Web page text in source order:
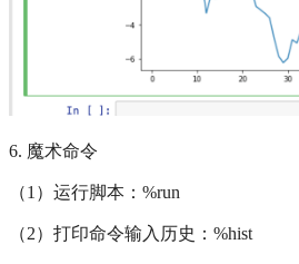
6. 魔术命令
（1）运行脚本：%run
（2）打印命令输入历史：%hist